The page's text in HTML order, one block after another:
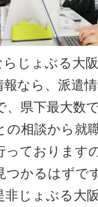
じょぶる大
なら、派遣
県下最大数
の相談から就
っております
つかるはずで
非じょぶる大